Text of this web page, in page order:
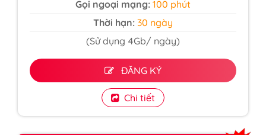
Gọi ngoại mạng:100 phút
Thời hạn:30 ngày
(Sử dụng 4Gb/ ngày)
ĐĂNG KÝ
Chi tiết